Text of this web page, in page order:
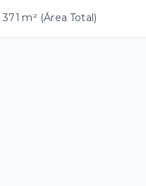
371 m² (Área Total)